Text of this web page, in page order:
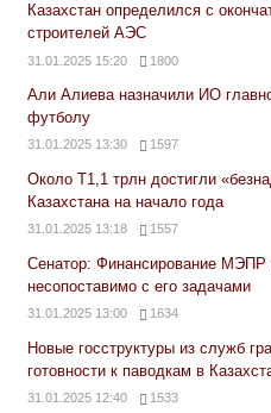
Казахстан определился с
строителей АЭС
31.01.2025 15:20 1800
Али Алиева назначили ИО
футболу
31.01.2025 13:30 1597
Около Т1,1 трлн достигли
Казахстана на начало года
31.01.2025 13:18 1557
Сенатор: Финансирование
несопоставимо с его задачами
31.01.2025 13:00 1634
Новые госструктуры из служб
готовности к паводкам в
31.01.2025 12:40 1533